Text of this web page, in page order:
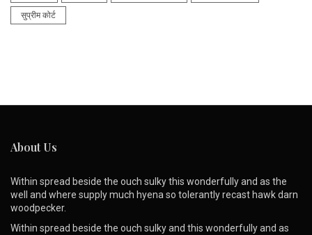
सुप्रीम कोर्ट
About Us
Within spread beside the ouch sulky this wonderfully and as the
well and where supply much hyena so tolerantly recast hawk darn
woodpecker.
Within spread beside the ouch sulky and this wonderfully and as